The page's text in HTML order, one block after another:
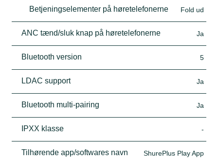
Betjeningselementer på høretelefonerne Fold ud
ANC tænd/sluk knap på høretelefonerne Ja
Bluetooth version 5
LDAC support Ja
Bluetooth multi-pairing Ja
IPXX klasse -
Tilhørende app/softwares navn ShurePlus Play App